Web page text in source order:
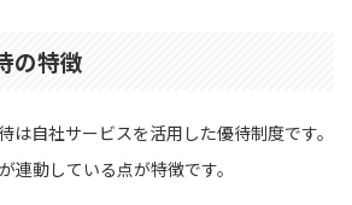
の特徴
は自社サービスを活用した優待制度です。
連動している点が特徴です。